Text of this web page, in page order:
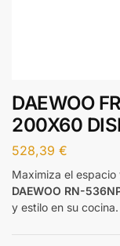
DAEWOO
200X60
528,39 €
Maximiza el
DAEWOO RN-
y estilo en su cocina.